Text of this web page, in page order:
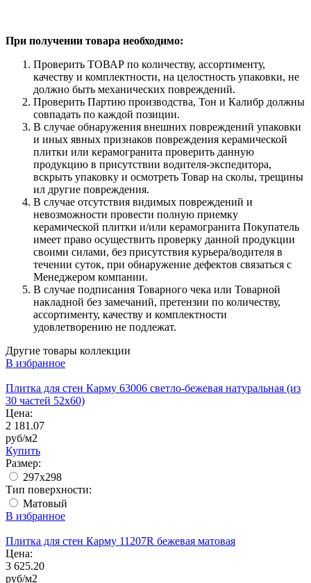
При получении товара необходимо:
Проверить ТОВАР по количеству, ассортименту,
качеству и комплектности, на целостность упаковки, не
должно быть механических повреждений.
Проверить Партию производства, Тон и Калибр должны
совпадать по каждой позиции.
В случае обнаружения внешних повреждений упаковки
и иных явных признаков повреждения керамической
плитки или керамогранита проверить данную
продукцию в присутствии водителя-экспедитора,
вскрыть упаковку и осмотреть Товар на сколы, трещины
ил другие повреждения.
В случае отсутствия видимых повреждений и
невозможности провести полную приемку
керамической плитки и/или керамогранита Покупатель
имеет право осуществить проверку данной продукции
своими силами, без присутствия курьера/водителя в
течении суток, при обнаружение дефектов связаться с
Менеджером компании.
В случае подписания Товарного чека или Товарной
накладной без замечаний, претензии по количеству,
ассортименту, качеству и комплектности
удовлетворению не подлежат.
Другие товары коллекции
В избранное
Плитка для стен Карму 63006 светло-бежевая натуральная (из
30 частей 52х60)
Цена:
2 181.07
руб/м2
Купить
Размер:
297x298
Тип поверхности:
Матовый
В избранное
Плитка для стен Карму 11207R бежевая матовая
Цена:
3 625.20
руб/м2